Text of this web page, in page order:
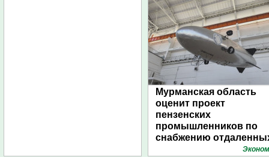
Мурманская область
оценит проект
пензенских
промышленников по
снабжению
поселений с помощью